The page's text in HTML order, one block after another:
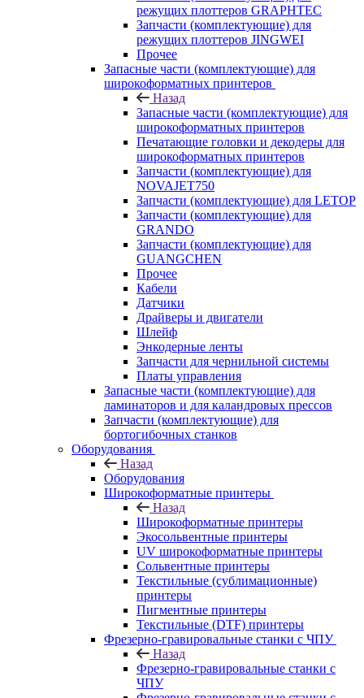
режущих плоттеров GRAPHTEC
Запчасти (комплектующие) для
режущих плоттеров JINGWEI
Прочее
Запасные части (комплектующие) для
широкоформатных принтеров
Назад
Запасные части (комплектующие) для
широкоформатных принтеров
Печатающие головки и декодеры для
широкоформатных принтеров
Запчасти (комплектующие) для
NOVAJET750
Запчасти (комплектующие) для LETOP
Запчасти (комплектующие) для
GRANDO
Запчасти (комплектующие) для
GUANGCHEN
Прочее
Кабели
Датчики
Драйверы и двигатели
Шлейф
Энкодерные ленты
Запчасти для чернильной системы
Платы управления
Запасные части (комплектующие) для
ламинаторов и для каландровых прессов
Запчасти (комплектующие) для
бортогибочных станков
Оборудования
Назад
Оборудования
Широкоформатные принтеры
Назад
Широкоформатные принтеры
Экосольвентные принтеры
UV широкоформатные принтеры
Сольвентные принтеры
Текстильные (сублимационные)
принтеры
Пигментные принтеры
Текстильные (DTF) принтеры
Фрезерно-гравировальные станки с ЧПУ
Назад
Фрезерно-гравировальные станки с
ЧПУ